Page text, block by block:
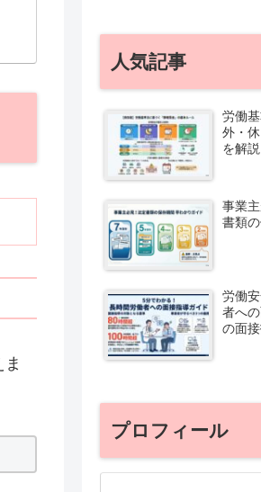
人気記事
労働
外・
を解説
事業
書類
労働
者へ
の面
プロフィール